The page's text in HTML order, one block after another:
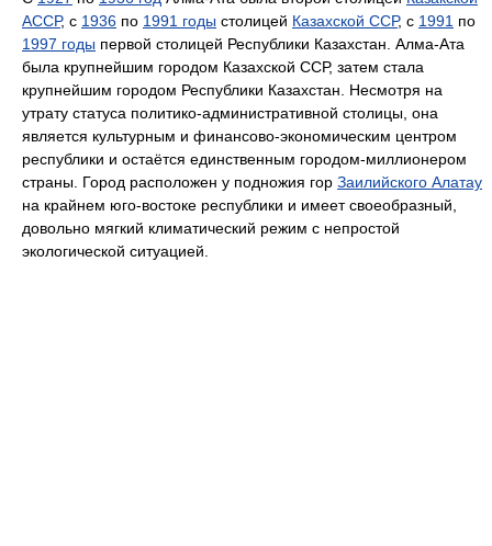
АССР, с 1936 по 1991 годы столицей Казахской ССР, с 1991 по
1997 годы первой столицей Республики Казахстан. Алма-Ата
была крупнейшим городом Казахской ССР, затем стала
крупнейшим городом Республики Казахстан. Несмотря на
утрату статуса политико-административной столицы, она
является культурным и финансово-экономическим центром
республики и остаётся единственным городом-миллионером
страны. Город расположен у подножия гор Заилийского Алатау
на крайнем юго-востоке республики и имеет своеобразный,
довольно мягкий климатический режим с непростой
экологической ситуацией.